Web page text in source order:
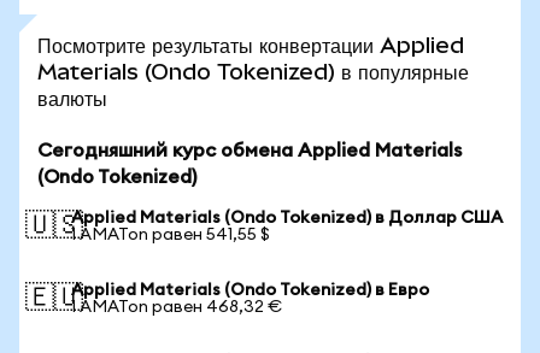
Посмотрите результаты конвертации Applied
Materials (Ondo Tokenized) в популярные
валюты
Сегодняшний курс обмена Applied Materials
(Ondo Tokenized)
🇺🇸Applied Materials (Ondo Tokenized) в Доллар США
1 AMATon равен 541,55 $
🇪🇺Applied Materials (Ondo Tokenized) в Евро
1 AMATon равен 468,32 €